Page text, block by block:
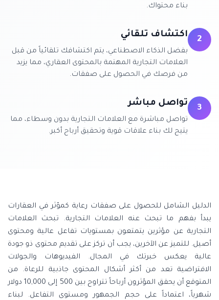
بناء محتواك.
2 اكتشاف تلقائي
بفضل الذكاء الاصطناعي، يتم اكتشافك تلقائياً من قبل
العلامات التجارية المهتمة بالمحتوى العقاري، مما يزيد
من فرصك في الحصول على صفقات.
3 تواصل مباشر
تواصل مباشرة مع العلامات التجارية بدون وسطاء، مما
يتيح لك بناء علاقات قوية وتحقيق أرباح أكبر.
الدليل الشامل للحصول على صفقات رعاية كمؤثر في العقارات
يبدأ بفهم ما تبحث عنه العلامات التجارية. تبحث العلامات
التجارية عن مؤثرين يتمتعون بمستويات تفاعل عالية ومحتوى
أصيل. للتميز عن الآخرين، يجب أن تركز على تقديم محتوى ذو جودة
عالية يعكس خبرتك في المجال. الفيديوهات والجولات
الافتراضية تعد من أكثر أشكال المحتوى جاذبية للرعاة. من
المتوقع أن يحقق المؤثرون أرباحاً تتراوح بين 500 إلى 10,000 دولار
شهرياً، اعتماداً على حجم الجمهور ومستوى التفاعل. لبناء